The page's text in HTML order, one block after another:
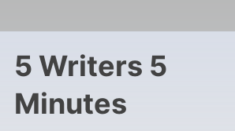
5 Writers 5
Minutes